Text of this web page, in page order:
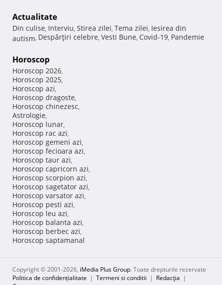
Actualitate
Din culise, Interviu, Stirea zilei, Tema zilei, Iesirea din
autism, Despărţiri celebre, Vesti Bune, Covid-19, Pandemie
Horoscop
Horoscop 2026,
Horoscop 2025,
Horoscop azi,
Horoscop dragoste,
Horoscop chinezesc,
Astrologie,
Horoscop lunar,
Horoscop rac azi,
Horoscop gemeni azi,
Horoscop fecioara azi,
Horoscop taur azi,
Horoscop capricorn azi,
Horoscop scorpion azi,
Horoscop sagetator azi,
Horoscop varsator azi,
Horoscop pesti azi,
Horoscop leu azi,
Horoscop balanta azi,
Horoscop berbec azi,
Horoscop saptamanal
Copyright © 2001-2026, iMedia Plus Group. Toate drepturile rezervate
Politica de confidențialitate | Termeni si conditii | Redacţia |